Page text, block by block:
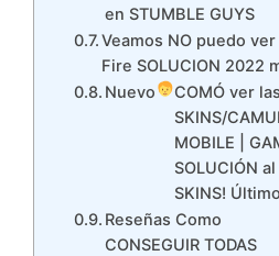
en STUMBLE GUYS
Veamos NO puedo
Fire SOLUCION 2022
Nuevo
COMÓ ver las
SKINS/
MOBILE |
SOLUCIÓN al
SKINS! Último
Reseñas Como
CONSEGUIR TODAS